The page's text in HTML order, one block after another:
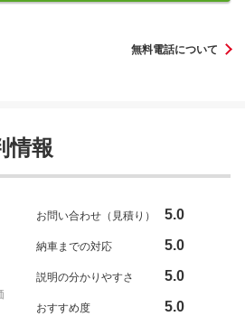
無料電話について
情報
お問い合わせ（見積り） 5.0
納車までの対応 5.0
説明の分かりやすさ 5.0
おすすめ度 5.0